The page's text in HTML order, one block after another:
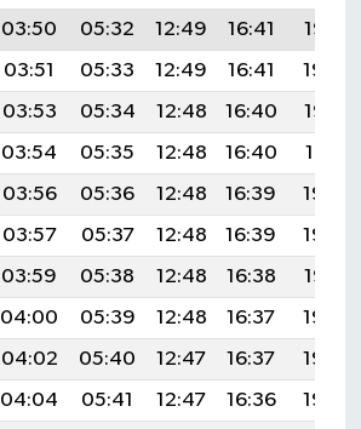
03:50 05:32 12:49 16:41
19:55
03:51 05:33 12:49 16:41
19:54
03:53 05:34 12:48 16:40
19:53
03:54 05:35 12:48 16:40
19:51
03:56 05:36 12:48 16:39
19:50
03:57 05:37 12:48 16:39
19:49
03:59 05:38 12:48 16:38
19:47
04:00 05:39 12:48 16:37
19:46
04:02 05:40 12:47 16:37
19:44
04:04 05:41 12:47 16:36
19:43